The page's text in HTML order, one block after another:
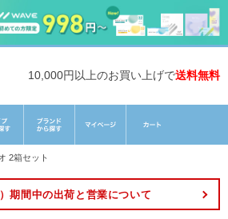
10,000円以上のお買い上げで送料無料
2箱セット
期間中の出荷と営業について